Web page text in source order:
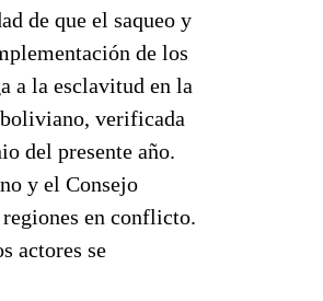
de que el saqueo y
de los
a la esclavitud en la
boliviano, verificada
del presente año.
y el Consejo
en conflicto.
actores se